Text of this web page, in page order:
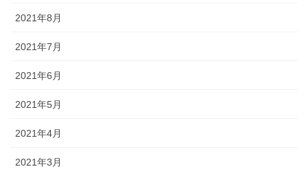
2021年8月
2021年7月
2021年6月
2021年5月
2021年4月
2021年3月